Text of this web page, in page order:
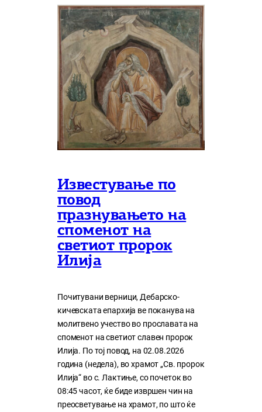
Известување по
повод
празнувањето на
споменот на
светиот пророк
Илија
Почитувани верници, Дебарско-
кичевската епархија ве поканува на
молитвено учество во прославата на
споменот на светиот славен пророк
Илија. По тој повод, на 02.08.2026
година (недела), во храмот „Св. пророк
Илија“ во с. Лактиње, со почеток во
08:45 часот, ќе биде извршен чин на
преосветување на храмот, по што ќе